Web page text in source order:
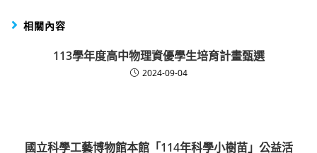
相關內容
113學年度高中物理資優學生培育計畫甄選
2024-09-04
國立科學工藝博物館本館「114年科學小樹苗」公益活